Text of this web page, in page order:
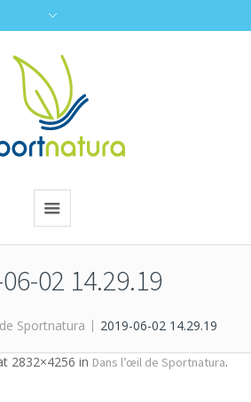
02 14.29.19
Sportnatura 2019-06-02 14.29.19
2832×4256 in Dans l’œil de Sportnatura.